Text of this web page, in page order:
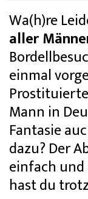
Wa(h)re
aller
einmal
Mann in
Fantasie
dazu? Der
einfach
hast du